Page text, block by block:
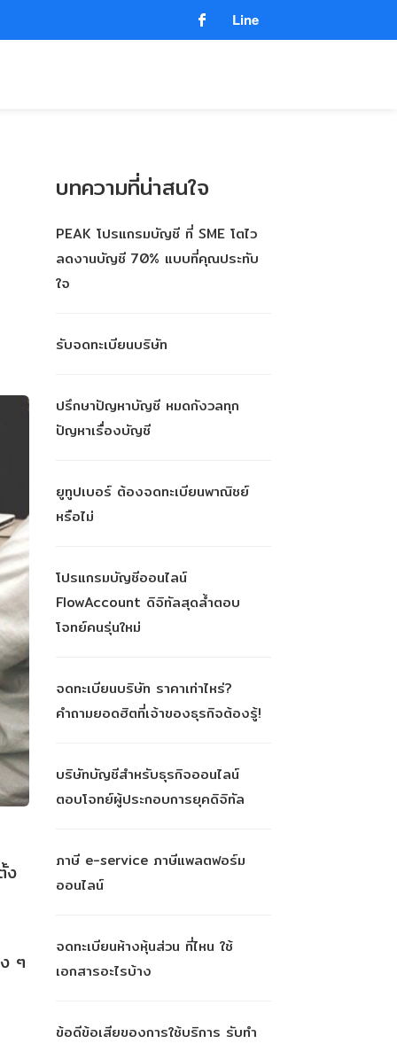
Line
ง
ๆ
บทความที่น่าสนใจ
PEAK โปรแกรมบัญชี ที่ SME โตไว
ลดงานบัญชี 70% แบบที่คุณประทับ
ใจ
รับจดทะเบียนบริษัท
ปรึกษาปัญหาบัญชี หมดกังวลทุก
ปัญหาเรื่องบัญชี
ยูทูปเบอร์ ต้องจดทะเบียนพาณิชย์
หรือไม่
โปรแกรมบัญชีออนไลน์
FlowAccount ดิจิทัลสุดล้ำตอบ
โจทย์คนรุ่นใหม่
จดทะเบียนบริษัท ราคาเท่าไหร่?
คำถามยอดฮิตที่เจ้าของธุรกิจต้องรู้!
บริษัทบัญชีสำหรับธุรกิจออนไลน์
ตอบโจทย์ผู้ประกอบการยุคดิจิทัล
ภาษี e-service ภาษีแพลตฟอร์ม
ออนไลน์
จดทะเบียนห้างหุ้นส่วน ที่ไหน ใช้
เอกสารอะไรบ้าง
ข้อดีข้อเสียของการใช้บริการ รับทำ